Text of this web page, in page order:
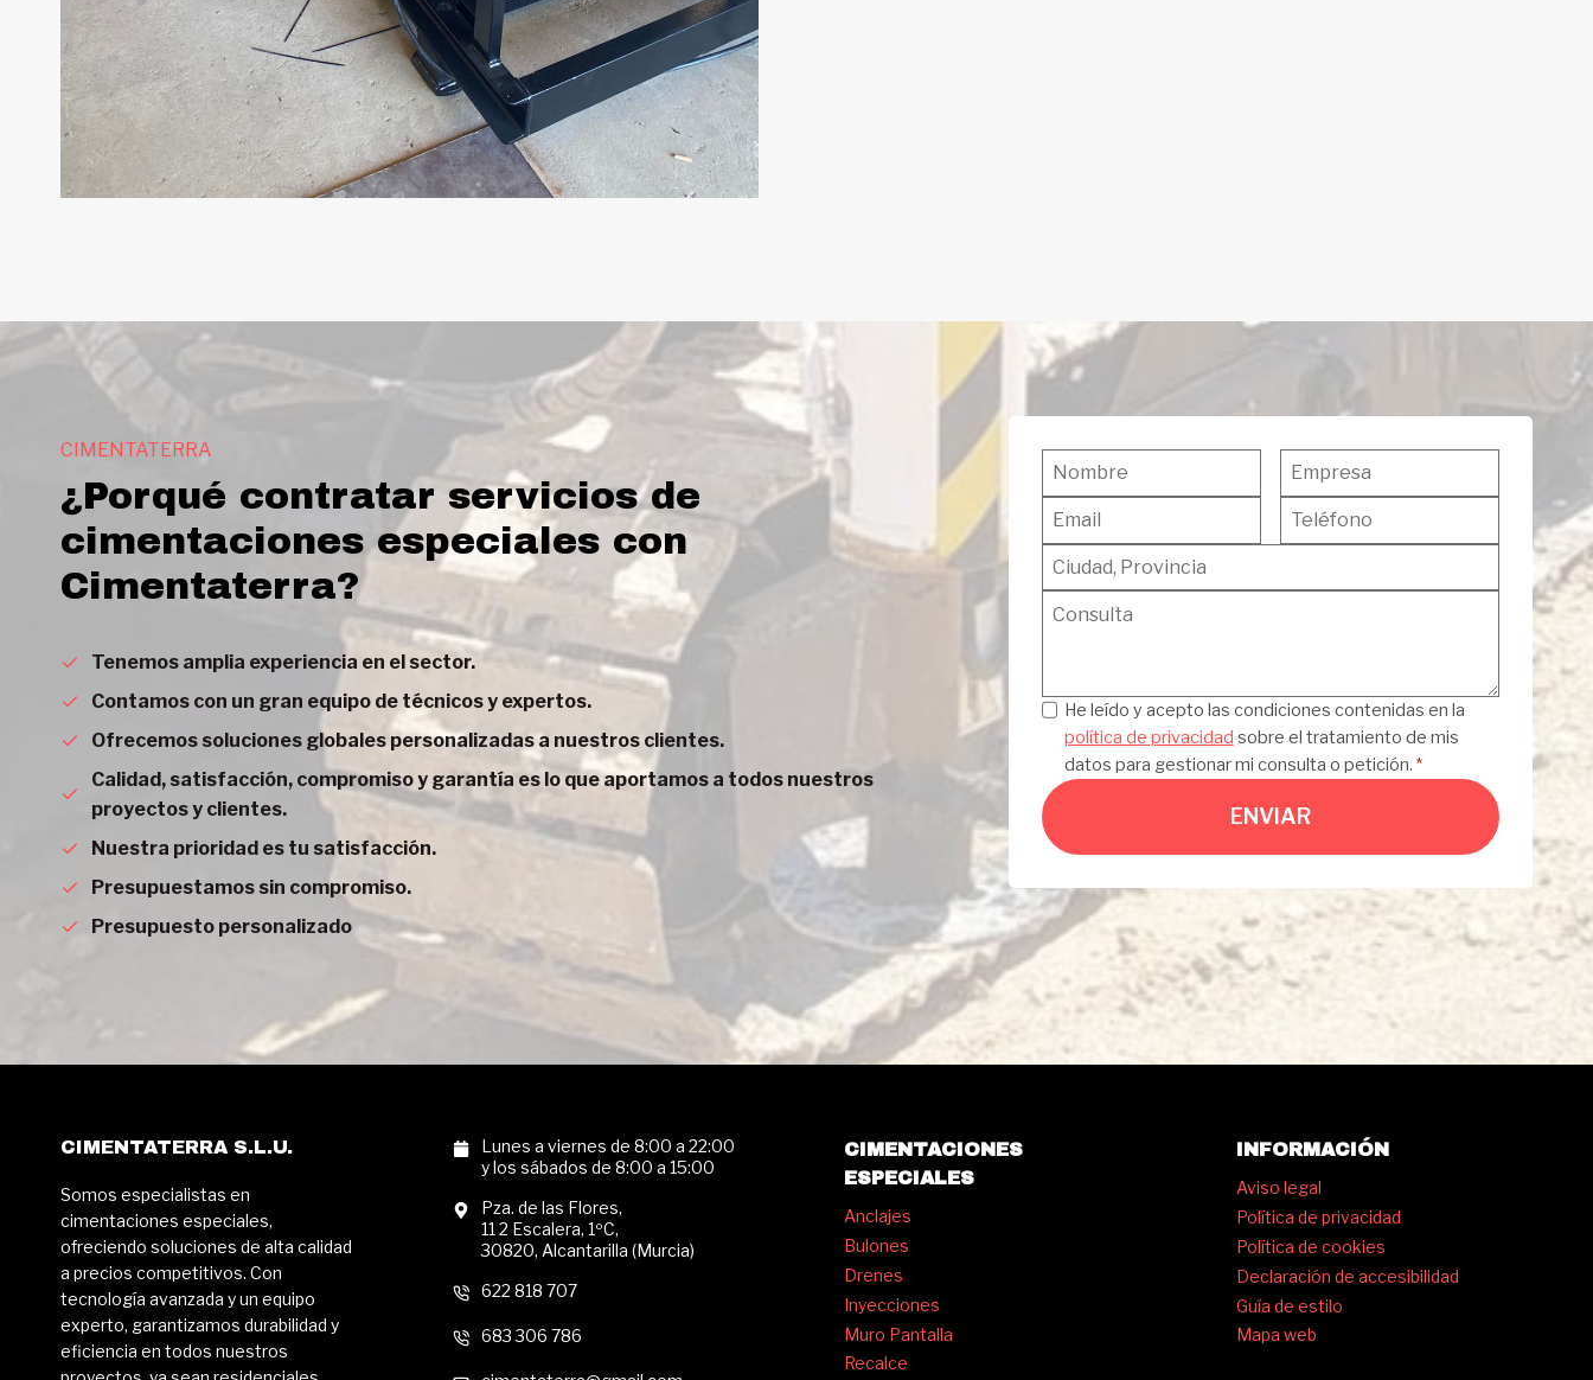
CIMENTATERRA
¿Porqué contratar servicios de
cimentaciones especiales con
Cimentaterra?
Tenemos amplia experiencia en el sector.
Contamos con un gran equipo de técnicos y expertos.
Ofrecemos soluciones globales personalizadas a nuestros clientes.
Calidad, satisfacción, compromiso y garantía es lo que aportamos a todos nuestros
proyectos y clientes.
Nuestra prioridad es tu satisfacción.
Presupuestamos sin compromiso.
Presupuesto personalizado
Privacidad
He leído y acepto las condiciones contenidas en la
política de privacidad sobre el tratamiento de mis
datos para gestionar mi consulta o petición. *
ENVIAR
CIMENTATERRA S.L.U.
Somos especialistas en
cimentaciones especiales,
ofreciendo soluciones de alta calidad
a precios competitivos. Con
tecnología avanzada y un equipo
experto, garantizamos durabilidad y
eficiencia en todos nuestros
Lunes a viernes de 8:00 a 22:00
y los sábados de 8:00 a 15:00
Pza. de las Flores,
11 2 Escalera, 1ºC,
30820, Alcantarilla (Murcia)
622 818 707
683 306 786
CIMENTACIONES
ESPECIALES
Anclajes
Bulones
Drenes
Inyecciones
Muro Pantalla
Recalce
INFORMACIÓN
Aviso legal
Política de privacidad
Política de cookies
Declaración de accesibilidad
Guía de estilo
Mapa web